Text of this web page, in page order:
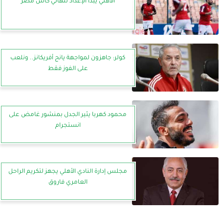
الأهلي يبدأ الإعداد لنهائي كأس مصر
كولر: جاهزون لمواجهة يانج أفريكانز.. ونلعب
على الفوز فقط
محمود كهربا يثير الجدل بمنشور غامض على
انستجرام
مجلس إدارة النادي الأهلي يجهز لتكريم الراحل
العامري فاروق